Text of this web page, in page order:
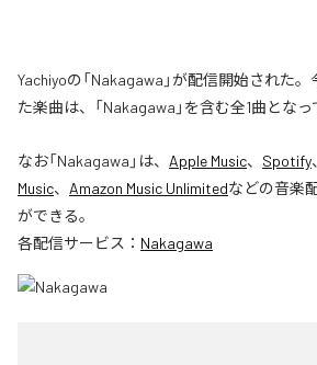
Yachiyoの「Nakagawa」が配信開始された
た楽曲は、「Nakagawa」を含む全1曲となっ
なお「Nakagawa 」は、 Apple Music、 Spotify、
Music、 Amazon Music Unlimitedなどの音楽
ができる。
各配信サービス： Nakagawa